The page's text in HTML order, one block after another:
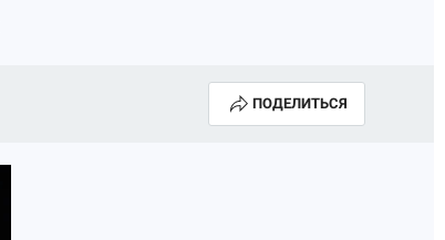
ПОДЕЛИТЬСЯ